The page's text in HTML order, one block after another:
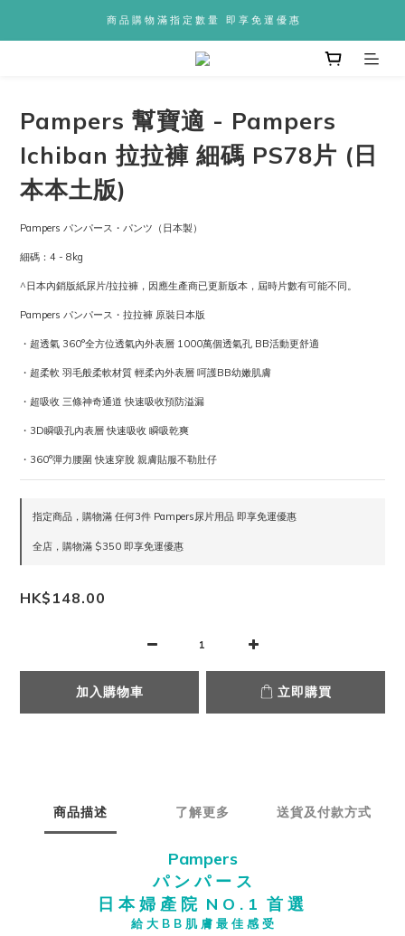
商 品 購 物 滿 指 定 數 量   即 享 免 運 優 惠
Pampers 幫寶適 - Pampers
Ichiban 拉拉褲 細碼 PS78片 (日
本本土版)
Pampers パンパース・パンツ（日本製）
細碼：4 - 8kg
^日本內銷版紙尿片/拉拉褲，因應生產商已更新版本，屆時片數有可能不同。
Pampers パンパース・拉拉褲 原裝日本版
・超透氣 360°全方位透氣內外表層 1000萬個透氣孔 BB活動更舒適
・超柔軟 羽毛般柔軟材質 輕柔內外表層 呵護BB幼嫩肌膚
・超吸收 三條神奇通道 快速吸收預防溢漏
・3D瞬吸孔內表層 快速吸收 瞬吸乾爽
・360°彈力腰圍 快速穿脫 親膚貼服不勒肚仔
指定商品，購物滿 任何3件 Pampers尿片用品 即享免運優惠
全店，購物滿 $350 即享免運優惠
HK$148.00
加入購物車 立即購買
商品描述 了解更多 送貨及付款方式
Pampers
パ ン パ ー ス
日 本 婦 產 院 N O . 1 首 選
給 大 B B 肌 膚 最 佳 感 受